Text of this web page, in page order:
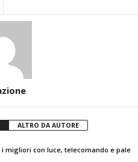
ALTRO DA AUTORE
migliori con luce, telecomando e pale